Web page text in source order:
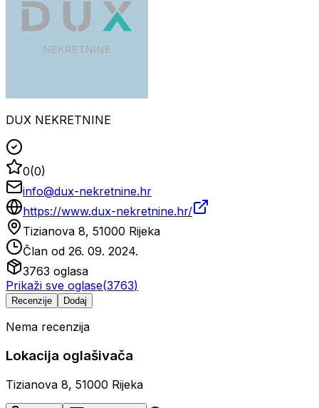
DUX NEKRETNINE
0(0)
info@dux-nekretnine.hr
https://www.dux-nekretnine.hr/
Tizianova 8, 51000 Rijeka
Član od 26. 09. 2024.
3763 oglasa
Prikaži sve oglase(3763)
Recenzije Dodaj
Nema recenzija
Lokacija oglašivača
Tizianova 8, 51000 Rijeka